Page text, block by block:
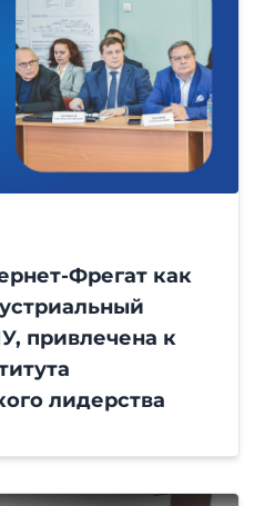
Фрегат как
привлечена к
лидерства